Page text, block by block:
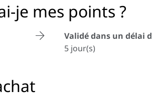
je mes points ?
Validé dans un délai
5 jour(s)